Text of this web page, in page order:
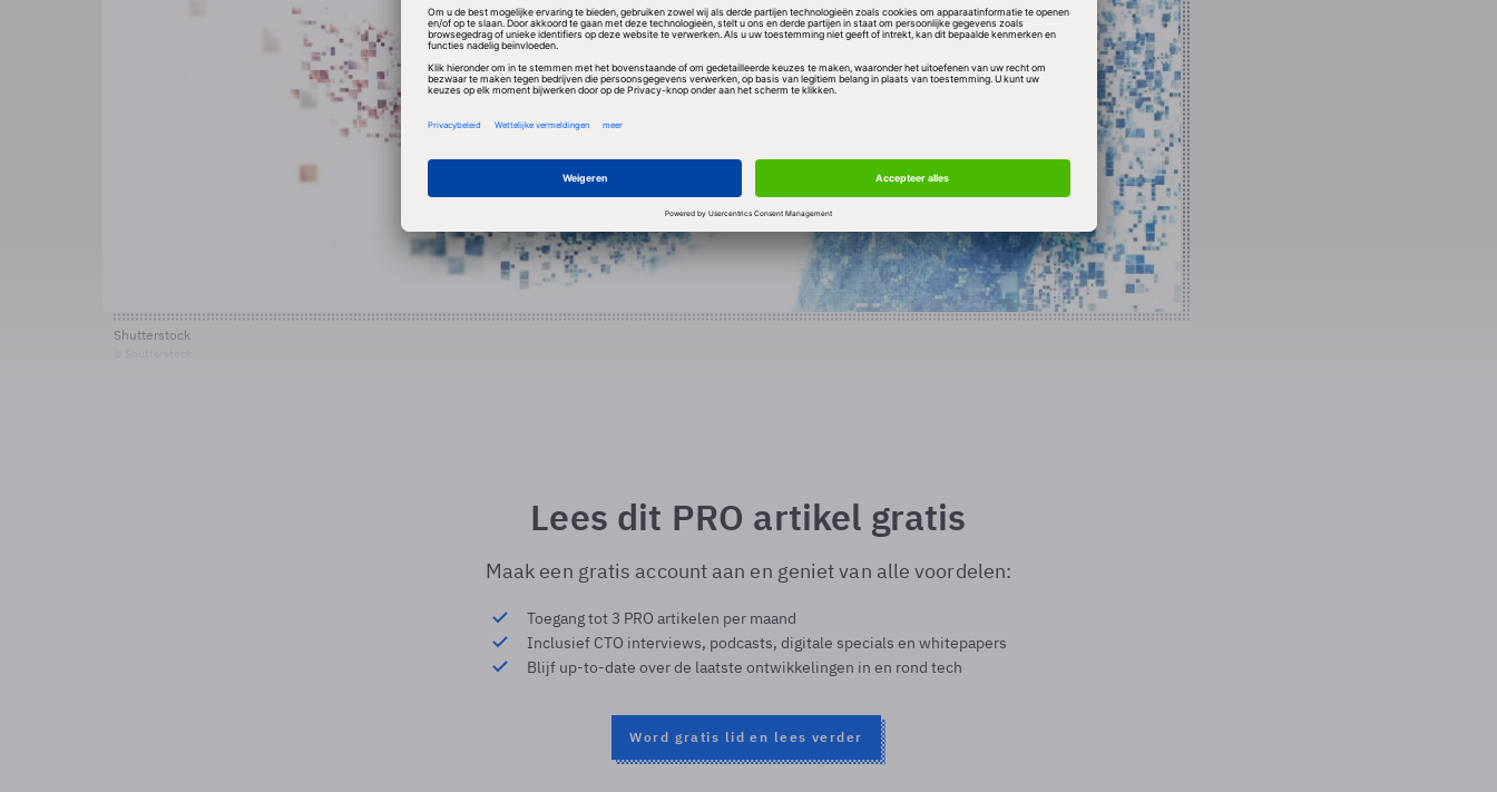
Shutterstock
Lees dit PRO artikel gratis
Maak een gratis account aan en geniet van alle voordelen:
Toegang tot 3 PRO artikelen per maand
Inclusief CTO interviews, podcasts, digitale specials en whitepapers
Blijf up-to-date over de laatste ontwikkelingen in en rond tech
Word gratis lid en lees verder